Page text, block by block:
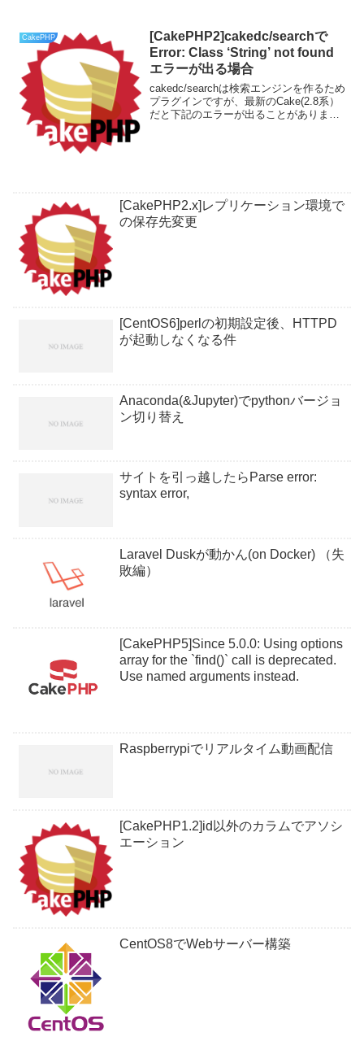
CakePHP
[CakePHP2]cakedc/searchで
Error: Class ‘String’ not found
エラーが出る場合
cakedc/searchは検索エンジンを作るため
プラグインですが、最新のCake(2.8系）
だと下記のエラーが出ることがありまし
[CakePHP2.x]レプリケーション環境で
の保存先変更
[CentOS6]perlの初期設定後、HTTPD
が起動しなくなる件
Anaconda(&Jupyter)でpythonバージョ
ン切り替え
サイトを引っ越したらParse error:
syntax error,
Laravel Duskが動かん(on Docker) （失
敗編）
[CakePHP5]Since 5.0.0: Using options
array for the `find()` call is deprecated.
Use named arguments instead.
Raspberrypiでリアルタイム動画配信
[CakePHP1.2]id以外のカラムでアソシ
エーション
CentOS8でWebサーバー構築